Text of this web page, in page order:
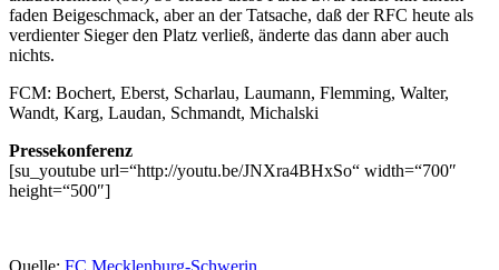
faden Beigeschmack, aber an der Tatsache, daß der RFC heute als
verdienter Sieger den Platz verließ, änderte das dann aber auch
nichts.
FCM: Bochert, Eberst, Scharlau, Laumann, Flemming, Walter,
Wandt, Karg, Laudan, Schmandt, Michalski
Pressekonferenz
[su_youtube url=“http://youtu.be/JNXra4BHxSo“ width=“700″
height=“500″]
Quelle: FC Mecklenburg-Schwerin